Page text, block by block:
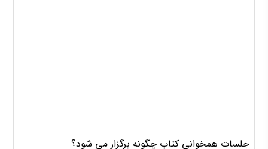
جلسات همخوانی کتاب چگونه برگزار می شود؟